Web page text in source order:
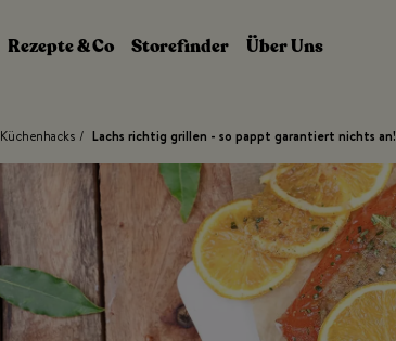
Rezepte & Co Storefinder Über Uns
Küchenhacks / Lachs richtig grillen - so pappt garantiert nichts an!